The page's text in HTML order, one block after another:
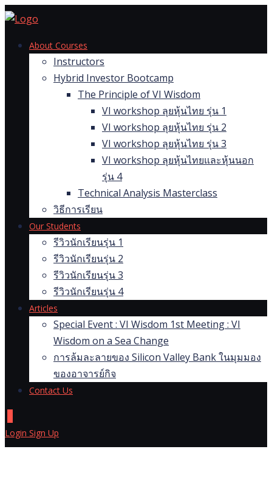
Skip
contentAbout Courses
Instructors
Hybrid Investor Bootcamp
The Principle of VI Wisdom
VI workshop ลุยหุ้นไทย รุ่น 1
VI workshop ลุยหุ้นไทย รุ่น 2
VI workshop ลุยหุ้นไทย รุ่น 3
VI workshop ลุยหุ้นไทยและหุ้นนอก
รุ่น 4
Technical Analysis Masterclass
วิธีการเรียน
Our Students
รีวิวนักเรียนรุ่น 1
รีวิวนักเรียนรุ่น 2
รีวิวนักเรียนรุ่น 3
รีวิวนักเรียนรุ่น 4
Articles
Special Event : VI Wisdom 1st Meeting : VI
Wisdom on a Sea Change
การล้มละลายของ Silicon Valley Bank ในมุมมอง
ของอาจารย์กิจ
Contact Us
Login Sign Up